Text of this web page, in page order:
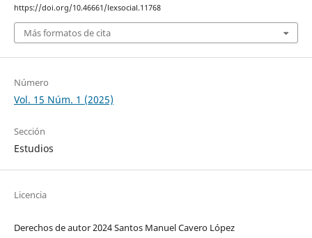
https://doi.org/10.46661/lexsocial.11768
Más formatos de cita
Número
Vol. 15 Núm. 1 (2025)
Sección
Estudios
Licencia
Derechos de autor 2024 Santos Manuel Cavero López